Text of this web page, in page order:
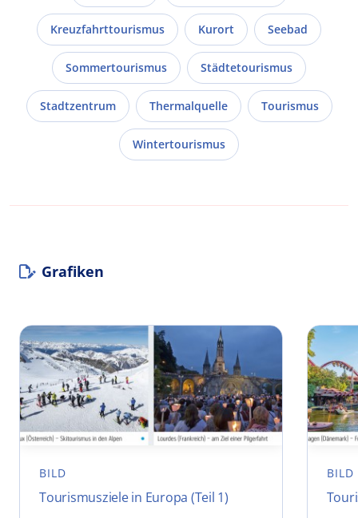
Kreuzfahrttourismus Kurort Seebad
Sommertourismus Städtetourismus
Stadtzentrum Thermalquelle Tourismus
Wintertourismus
Grafiken
BILD
Tourismusziele in Europa (Teil 1)
BILD